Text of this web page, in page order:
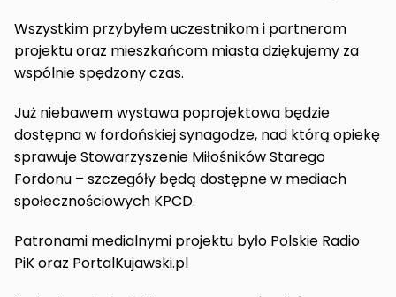
Wszystkim przybyłem uczestnikom i partnerom
projektu oraz mieszkańcom miasta dziękujemy za
wspólnie spędzony czas.
Już niebawem wystawa poprojektowa będzie
dostępna w fordońskiej synagodze, nad którą opiekę
sprawuje Stowarzyszenie Miłośników Starego
Fordonu – szczegóły będą dostępne w mediach
społecznościowych KPCD.
Patronami medialnymi projektu było Polskie Radio
PiK oraz PortalKujawski.pl